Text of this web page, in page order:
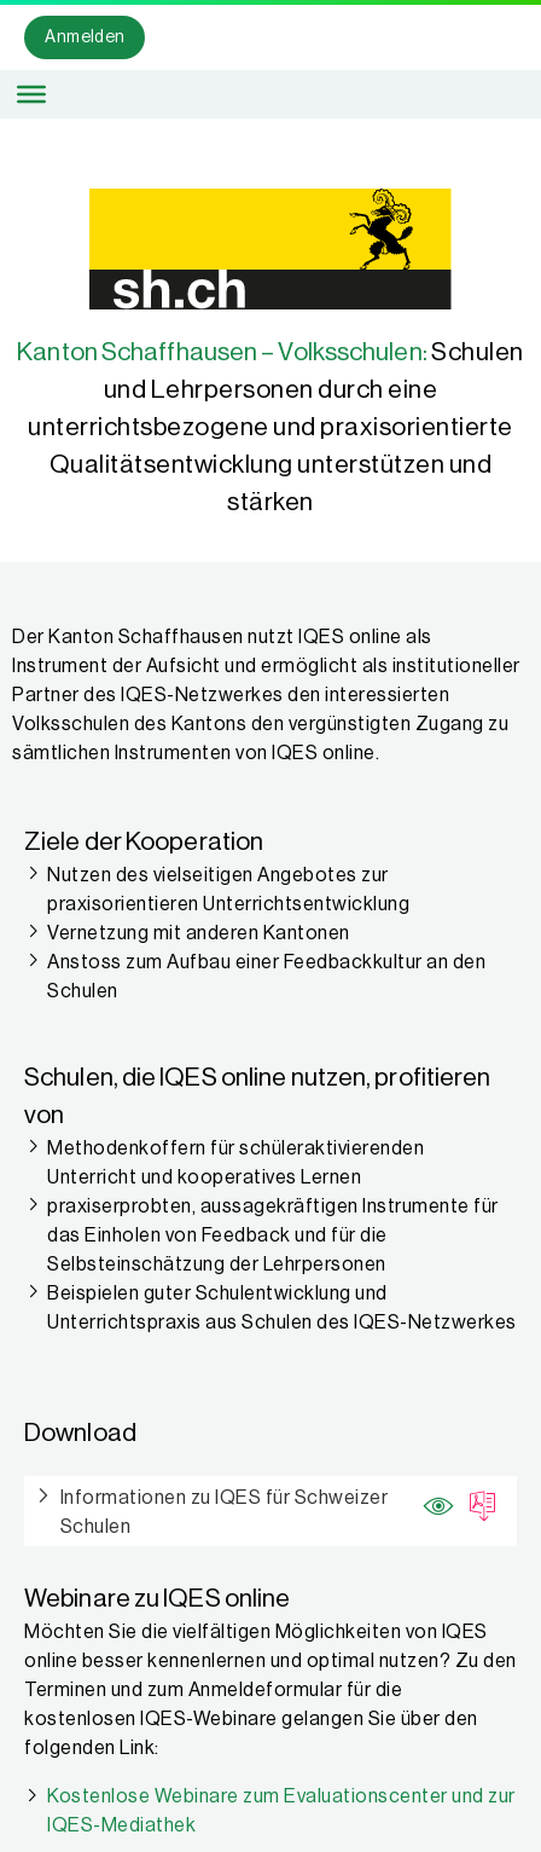
Anmelden
Kanton Schaffhausen – Volksschulen: Schulen
und Lehrpersonen durch eine
unterrichtsbezogene und praxisorientierte
Qualitätsentwicklung unterstützen und
stärken
Der Kanton Schaffhausen nutzt IQES online als
Instrument der Aufsicht und ermöglicht als institutioneller
Partner des IQES-Netzwerkes den interessierten
Volksschulen des Kantons den vergünstigten Zugang zu
sämtlichen Instrumenten von IQES online.
Ziele der Kooperation
Nutzen des vielseitigen Angebotes zur
praxisorientieren Unterrichtsentwicklung
Vernetzung mit anderen Kantonen
Anstoss zum Aufbau einer Feedbackkultur an den
Schulen
Schulen, die IQES online nutzen, profitieren
von
Methodenkoffern für schüleraktivierenden
Unterricht und kooperatives Lernen
praxiserprobten, aussagekräftigen Instrumente für
das Einholen von Feedback und für die
Selbsteinschätzung der Lehrpersonen
Beispielen guter Schulentwicklung und
Unterrichtspraxis aus Schulen des IQES-Netzwerkes
Download
Informationen zu IQES für Schweizer
Schulen
Webinare zu IQES online
Möchten Sie die vielfältigen Möglichkeiten von IQES
online besser kennenlernen und optimal nutzen? Zu den
Terminen und zum Anmeldeformular für die
kostenlosen IQES-Webinare gelangen Sie über den
folgenden Link:
Kostenlose Webinare zum Evaluationscenter und zur
IQES-Mediathek